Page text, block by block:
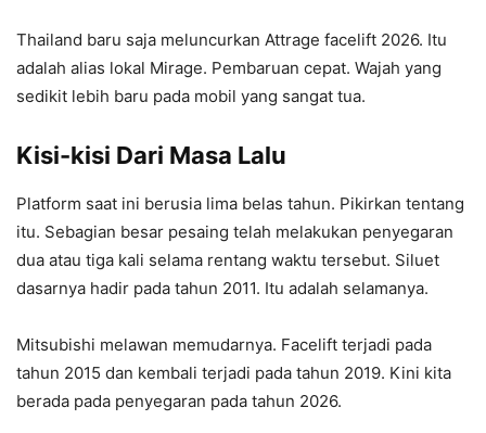
Thailand baru saja meluncurkan Attrage facelift 2026. Itu
adalah alias lokal Mirage. Pembaruan cepat. Wajah yang
sedikit lebih baru pada mobil yang sangat tua.
Kisi-kisi Dari Masa Lalu
Platform saat ini berusia lima belas tahun. Pikirkan tentang
itu. Sebagian besar pesaing telah melakukan penyegaran
dua atau tiga kali selama rentang waktu tersebut. Siluet
dasarnya hadir pada tahun 2011. Itu adalah selamanya.
Mitsubishi melawan memudarnya. Facelift terjadi pada
tahun 2015 dan kembali terjadi pada tahun 2019. Kini kita
berada pada penyegaran pada tahun 2026.